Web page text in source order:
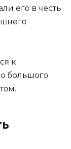
его в честь
к
большого